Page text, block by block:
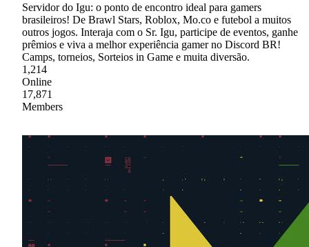
Servidor do Igu: o ponto de encontro ideal para gamers
brasileiros! De Brawl Stars, Roblox, Mo.co e futebol a muitos
outros jogos. Interaja com o Sr. Igu, participe de eventos, ganhe
prêmios e viva a melhor experiência gamer no Discord BR!
Camps, torneios, Sorteios in Game e muita diversão.
1,214
Online
17,871
Members